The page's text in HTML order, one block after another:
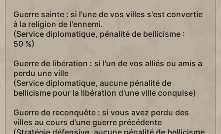
Guerre sainte : si l'une de vos villes s'est convertie
à la religion de l'ennemi.
(Service diplomatique, pénalité de bellicisme :
50 %)
Guerre de libération : si l'un de vos alliés ou amis a
perdu une ville
(Service diplomatique, aucune pénalité de
bellicisme pour la libération d'une ville conquise)
Guerre de reconquête : si vous avez perdu des
villes au cours d'une guerre précédente
(Stratégie défensive, aucune pénalité de bellicisme